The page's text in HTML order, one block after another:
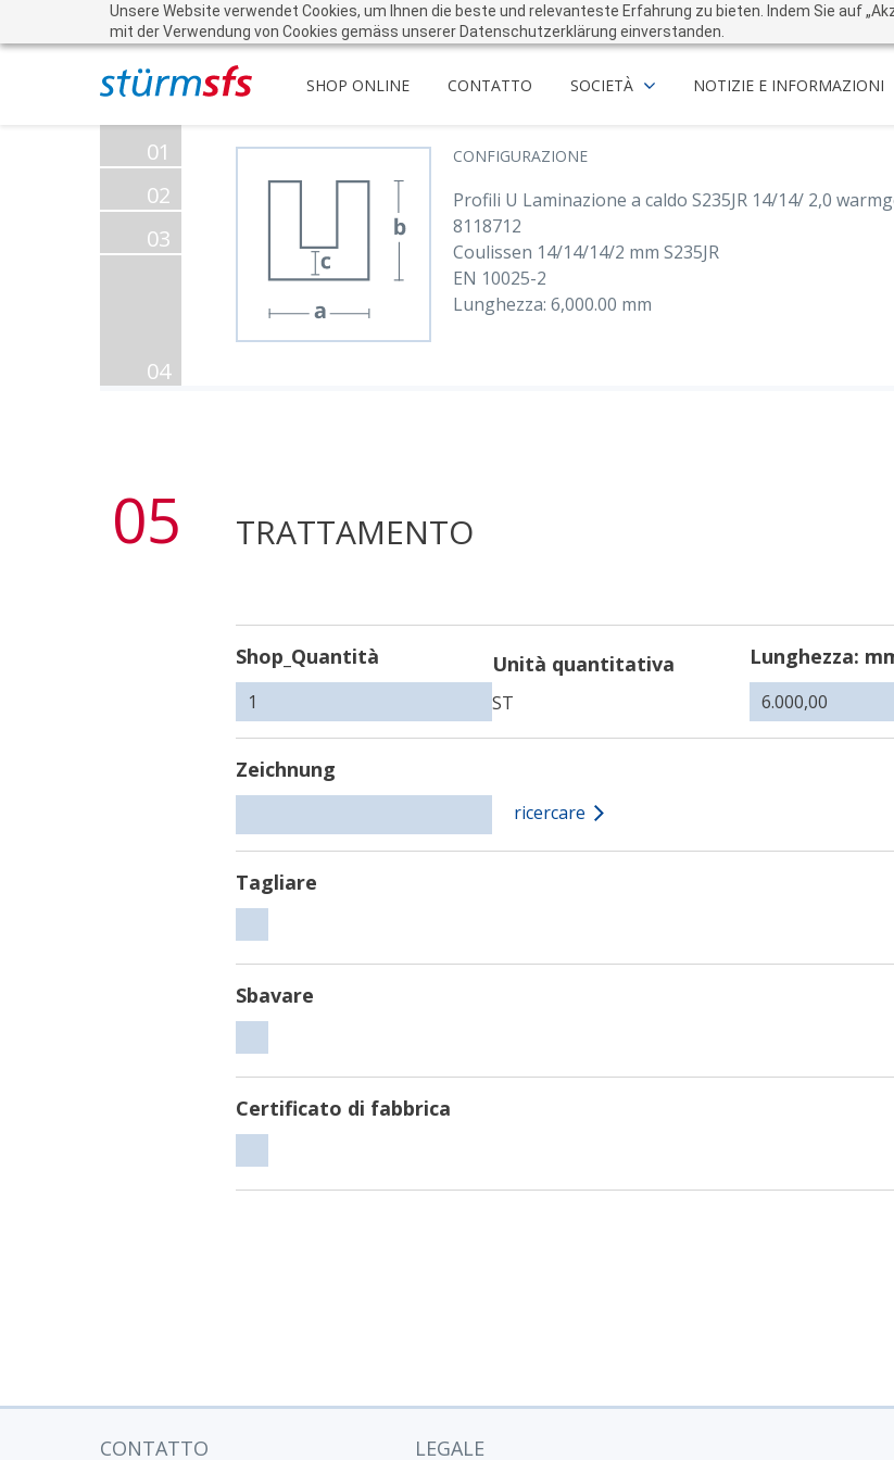
Unsere Website verwendet Cookies, um Ihnen die beste und relevanteste Erfahrung zu bieten. Indem Sie auf
mit der Verwendung von Cookies gemäss unserer Datenschutzerklärung einverstanden.
SHOP ONLINE CONTATTO SOCIETÀ NOTIZIE E INFORMAZIONI
01
02
03
04
CONFIGURAZIONE
Profili U Laminazione a caldo S235JR 14/14/ 2,0
8118712
Coulissen 14/14/14/2 mm S235JR
EN 10025-2
Lunghezza: 6,000.00 mm
05 TRATTAMENTO
Shop_Quantità Unità quantitativa
ST
Lunghezza:
Zeichnung
ricercare
Tagliare
Sbavare
Certificato di fabbrica
CONTATTO LEGALE